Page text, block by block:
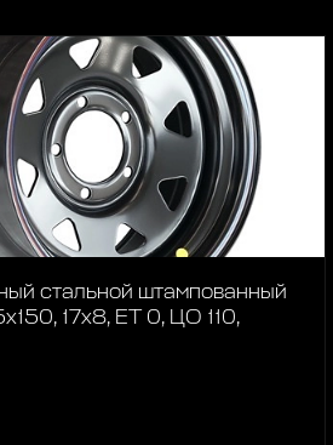
стальной штампованный
17x8, ET 0, ЦО 110,